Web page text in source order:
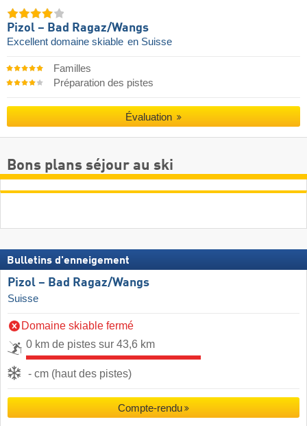
Pizol – Bad Ragaz/​Wangs
Excellent domaine skiable en Suisse
Familles
Préparation des pistes
Évaluation
Bons plans séjour au ski
Bulletins d'enneigement
Pizol – Bad Ragaz/​Wangs
Suisse
Domaine skiable fermé
0 km de pistes sur 43,6 km
- cm (haut des pistes)
Compte-rendu